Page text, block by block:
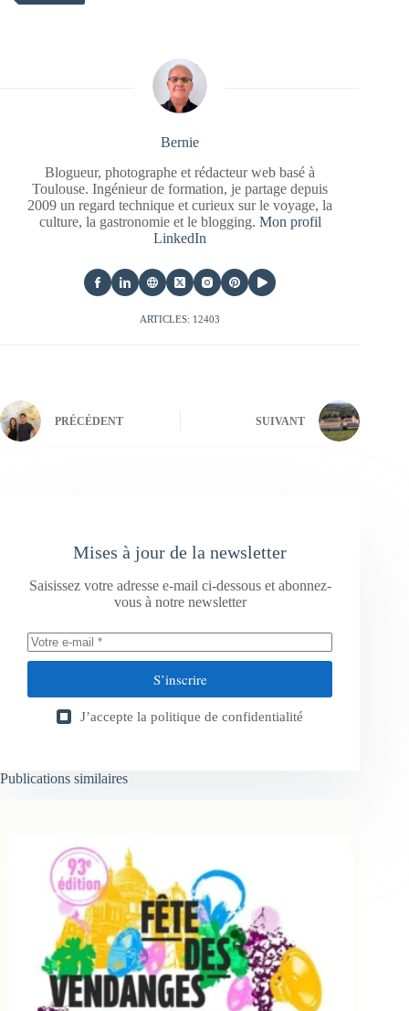
Bernie
Blogueur, photographe et rédacteur web basé à
Toulouse. Ingénieur de formation, je partage depuis
2009 un regard technique et curieux sur le voyage, la
culture, la gastronomie et le blogging. Mon profil
LinkedIn
ARTICLES: 12403
PRÉCÉDENT SUIVANT
Mises à jour de la newsletter
Saisissez votre adresse e-mail ci-dessous et abonnez-
vous à notre newsletter
S’inscrire
J’accepte la politique de confidentialité
Publications similaires